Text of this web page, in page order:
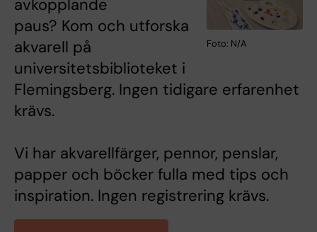
Foto: N/A
avkopplande
paus? Kom och utforska
akvarell på
universitetsbiblioteket i
Flemingsberg. Ingen tidigare erfarenhet
krävs.
Vi har akvarellfärger, pennor, penslar,
papper och böcker fulla med tips och
inspiration. Ingen registrering krävs.